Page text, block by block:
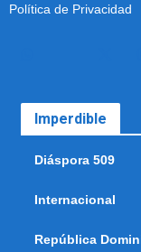
Política de Privacidad
Imperdible
Diáspora 509
Internacional
República